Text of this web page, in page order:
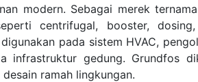
modern. Sebagai merek
centrifugal, booster,
pada sistem HVAC,
infrastruktur gedung. Grundfos
ramah lingkungan.